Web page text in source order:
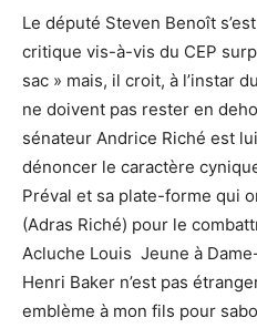
Le député Steven Benoît
critique vis-à-vis du CEP
sac » mais, il croit, à l’instar
ne doivent pas rester en
sénateur Andrice Riché est
dénoncer le caractère
Préval et sa plate-forme qui
(Adras Riché) pour le
Acluche Louis Jeune à
Henri Baker n’est pas
emblème à mon fils pour